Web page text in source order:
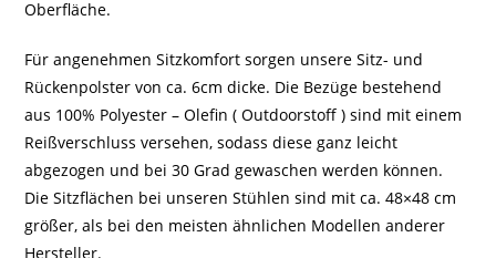
Oberfläche.
Für angenehmen Sitzkomfort sorgen unsere Sitz- und
Rückenpolster von ca. 6cm dicke. Die Bezüge bestehend
aus 100% Polyester – Olefin ( Outdoorstoff ) sind mit einem
Reißverschluss versehen, sodass diese ganz leicht
abgezogen und bei 30 Grad gewaschen werden können.
Die Sitzflächen bei unseren Stühlen sind mit ca. 48×48 cm
größer, als bei den meisten ähnlichen Modellen anderer
Hersteller.